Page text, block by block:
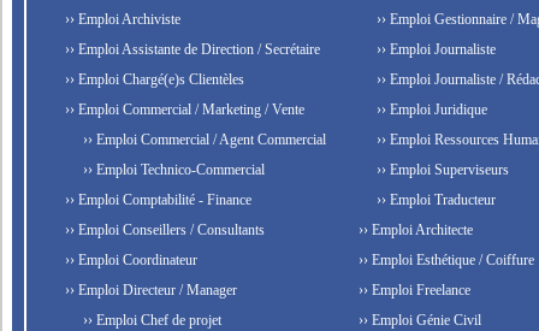
›› Emploi Archiviste
›› Emploi Assistante de Direction / Secrétaire
›› Emploi Chargé(e)s Clientèles
›› Emploi Commercial / Marketing / Vente
›› Emploi Commercial / Agent Commercial
›› Emploi Technico-Commercial
›› Emploi Comptabilité - Finance
›› Emploi Conseillers / Consultants
›› Emploi Coordinateur
›› Emploi Directeur / Manager
›› Emploi Chef de projet
›› Emploi Gestionnaire /
›› Emploi Journaliste
›› Emploi Journaliste /
›› Emploi Juridique
›› Emploi Ressources
›› Emploi Superviseurs
›› Emploi Traducteur
›› Emploi Architecte
›› Emploi Esthétique / Coiffure
›› Emploi Freelance
›› Emploi Génie Civil